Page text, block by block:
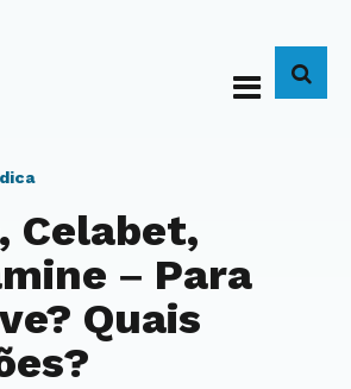
Celabet,
– Para
Quais